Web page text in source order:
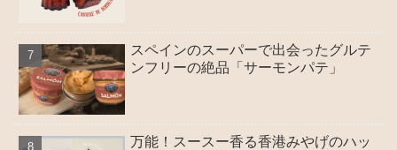
スペインのスーパーで出会ったグルテ
ンフリーの絶品「サーモンパテ」
万能！スースー香る香港みやげのハッ